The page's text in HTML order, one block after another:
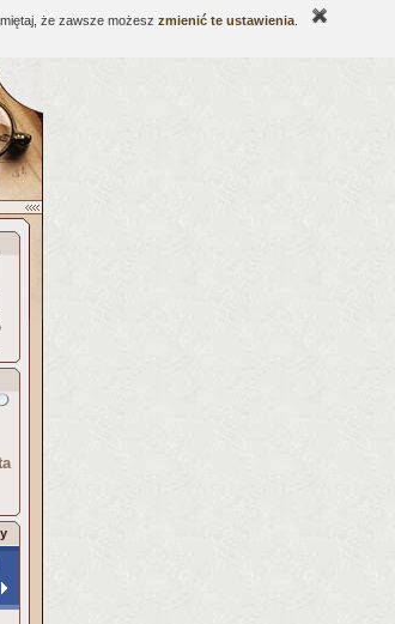
że zawsze możesz zmienić te ustawienia